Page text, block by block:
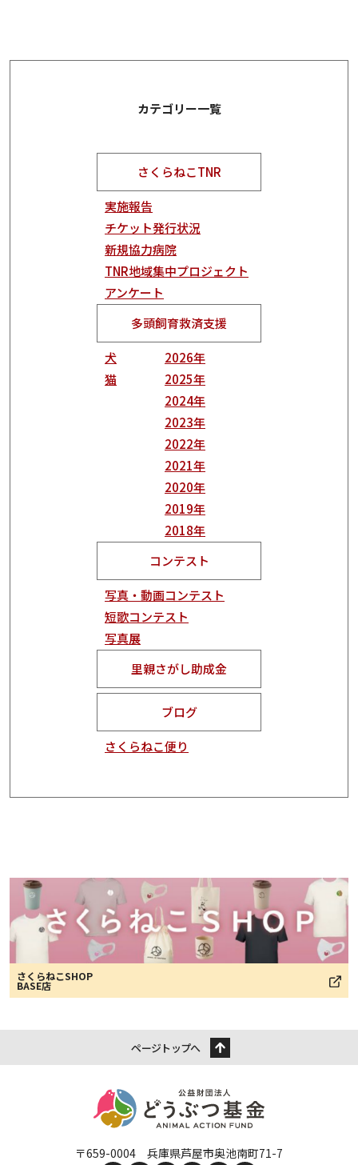
カテゴリー一覧
さくらねこTNR
実施報告
チケット発行状況
新規協力病院
TNR地域集中プロジェクト
アンケート
多頭飼育救済支援
犬
猫
2026年
2025年
2024年
2023年
2022年
2021年
2020年
2019年
2018年
コンテスト
写真・動画コンテスト
短歌コンテスト
写真展
里親さがし助成金
ブログ
さくらねこ便り
さくらねこSHOP
BASE店
ページトップへ
〒659-0004 兵庫県芦屋市奥池南町71-7